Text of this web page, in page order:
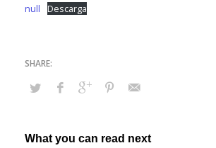
null Descarga
What you can read next